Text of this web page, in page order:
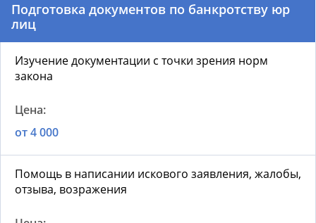
Подготовка документов по банкротству юр
лиц
Изучение документации с точки зрения норм
закона
от 4 000
Помощь в написании искового заявления, жалобы,
отзыва, возражения